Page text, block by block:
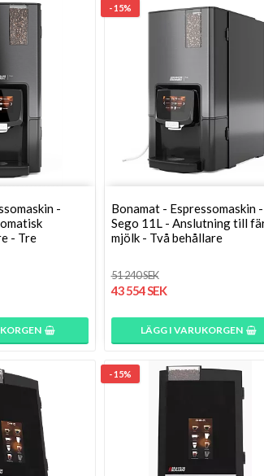
-
- Tre
- 15%
Bonamat - Espressomaskin -
Sego 11L - Anslutning till
mjölk - Två behållare
51 240 SEK
43 554 SEK
LÄGG I VARUKORGEN
- 15%